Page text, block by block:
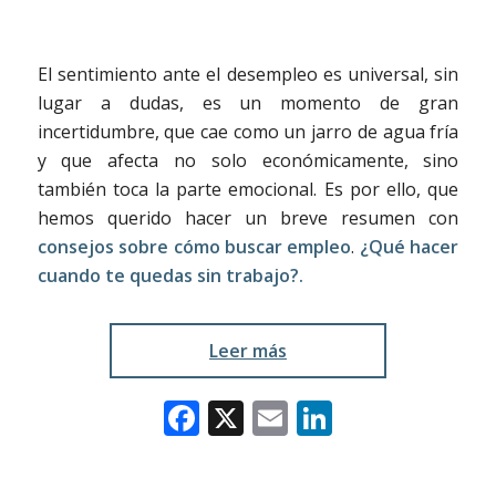
El sentimiento ante el desempleo es universal, sin
lugar a dudas, es un momento de gran
incertidumbre, que cae como un jarro de agua fría
y que afecta no solo económicamente, sino
también toca la parte emocional. Es por ello, que
hemos querido hacer un breve resumen con
consejos sobre cómo buscar empleo. ¿Qué hacer
cuando te quedas sin trabajo?.
Leer más
Facebook
X EmailLinkedIn